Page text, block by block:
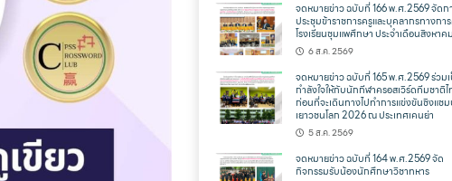
จดหมายข่าว ฉบับที่ 166 พ.ศ.2569 จัดก
ประชุมข้าราชการครูและบุคลากรทางกา
โรงเรียนชุมแพศึกษา ประจำเดือนสิงหาค
6 ส.ค. 2569
จดหมายข่าว ฉบับที่ 165 พ.ศ.2569 ร่วม
กำลังใจให้กับนักกีฬาครอสเวิร์ดทีมชาติ
ก่อนที่จะเดินทางไปทำการแข่งขันชิงแช
เยาวชนโลก 2026 ณ ประเทศเคนย่า
5 ส.ค. 2569
จดหมายข่าว ฉบับที่ 164 พ.ศ.2569 จัด
กิจกรรมรับน้องนักศึกษาวิชาทหาร